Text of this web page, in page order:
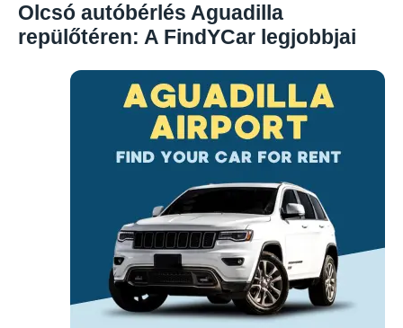
Olcsó autóbérlés Aguadilla
repülőtéren: A FindYCar legjobbjai